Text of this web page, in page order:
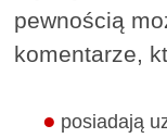
pewnością
komentarze,
posiadają